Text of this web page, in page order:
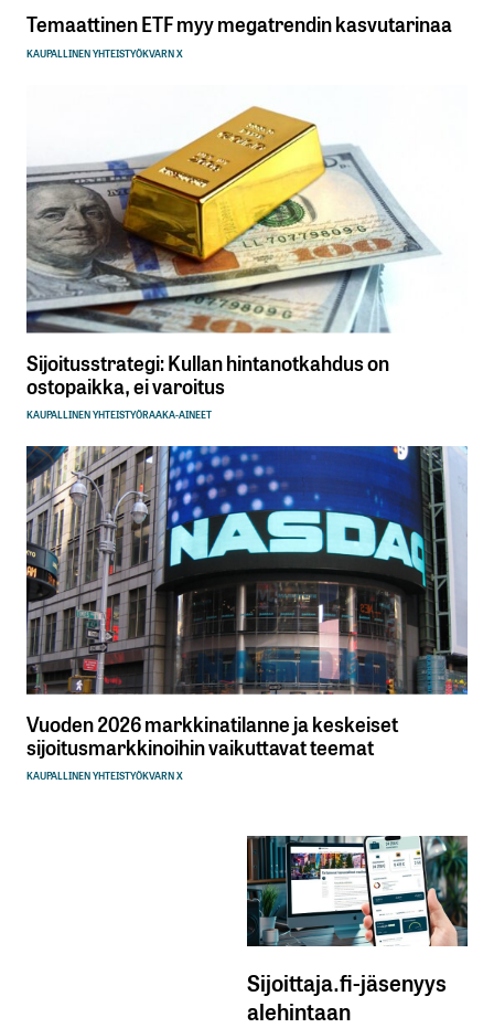
Temaattinen ETF myy megatrendin kasvutarinaa
KAUPALLINEN YHTEISTYÖKVARN X
Sijoitusstrategi: Kullan hintanotkahdus on
ostopaikka, ei varoitus
KAUPALLINEN YHTEISTYÖRAAKA-AINEET
Vuoden 2026 markkinatilanne ja keskeiset
sijoitusmarkkinoihin vaikuttavat teemat
KAUPALLINEN YHTEISTYÖKVARN X
Sijoittaja.fi-jäsenyys
alehintaan